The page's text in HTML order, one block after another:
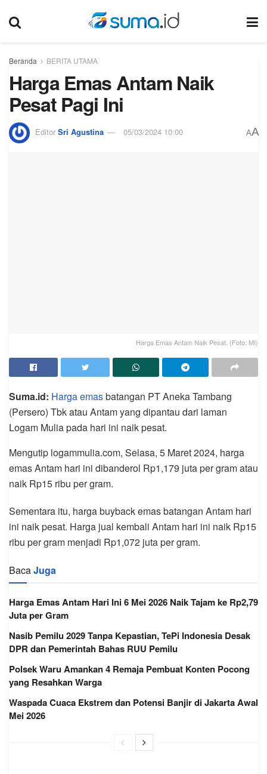
Beranda BERITA UTAMA
Harga Emas Antam Naik
Pesat Pagi Ini
Editor Sri Agustina 05/03/2024 10:00 AA
Harga Emas Antam Naik Pesat. (Foto: MI)
Suma.id: Harga emasbatangan PT Aneka Tambang
(Persero) Tbk atau Antam yang dipantau dari laman
Logam Mulia pada hari ini naik pesat.
Mengutip logammulia.com, Selasa, 5 Maret 2024, harga
emas Antam hari ini dibanderol Rp1,179 juta per gram atau
naik Rp15 ribu per gram.
Sementara itu, harga buyback emas batangan Antam hari
ini naik pesat. Harga jual kembali Antam hari ini naik Rp15
ribu per gram menjadi Rp1,072 juta per gram.
BacaJuga
Harga Emas Antam Hari Ini 6 Mei 2026 Naik Tajam ke Rp2,79
Juta per Gram
Nasib Pemilu 2029 Tanpa Kepastian, TePi Indonesia Desak
DPR dan Pemerintah Bahas RUU Pemilu
Polsek Waru Amankan 4 Remaja Pembuat Konten Pocong
yang Resahkan Warga
Waspada Cuaca Ekstrem dan Potensi Banjir di Jakarta Awal
Mei 2026